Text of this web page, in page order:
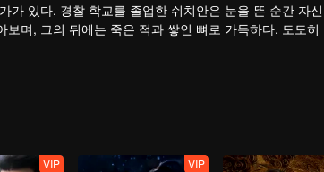
가 있다. 경찰 학교를 졸업한 쉬치안은 눈을 뜬 순간 자
보며, 그의 뒤에는 죽은 적과 쌓인 뼈로 가득하다. 도도
, 성공과 실패는 머리 돌려보면 헛된 것이거늘. 푸른 산
VIP VIP